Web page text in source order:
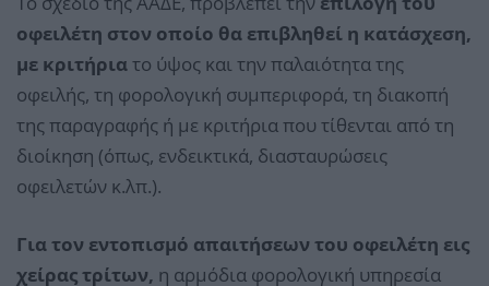
οφειλέτη στον οποίο θα επιβληθεί η κατάσχεση,
με κριτήριατο ύψος και την παλαιότητα της
οφειλής, τη φορολογική συμπεριφορά, τη διακοπή
της παραγραφής ή με κριτήρια που τίθενται από τη
διοίκηση (όπως, ενδεικτικά, διασταυρώσεις
οφειλετών κ.λπ.).
Για τον εντοπισμό απαιτήσεων του οφειλέτη εις
χείρας τρίτων, η αρμόδια φορολογική υπηρεσία